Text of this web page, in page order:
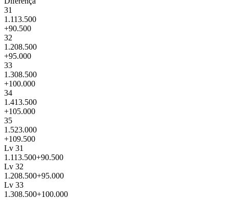
31
1.113.500
+90.500
32
1.208.500
+95.000
33
1.308.500
+100.000
34
1.413.500
+105.000
35
1.523.000
+109.500
Lv 31
1.113.500+90.500
Lv 32
1.208.500+95.000
Lv 33
1.308.500+100.000